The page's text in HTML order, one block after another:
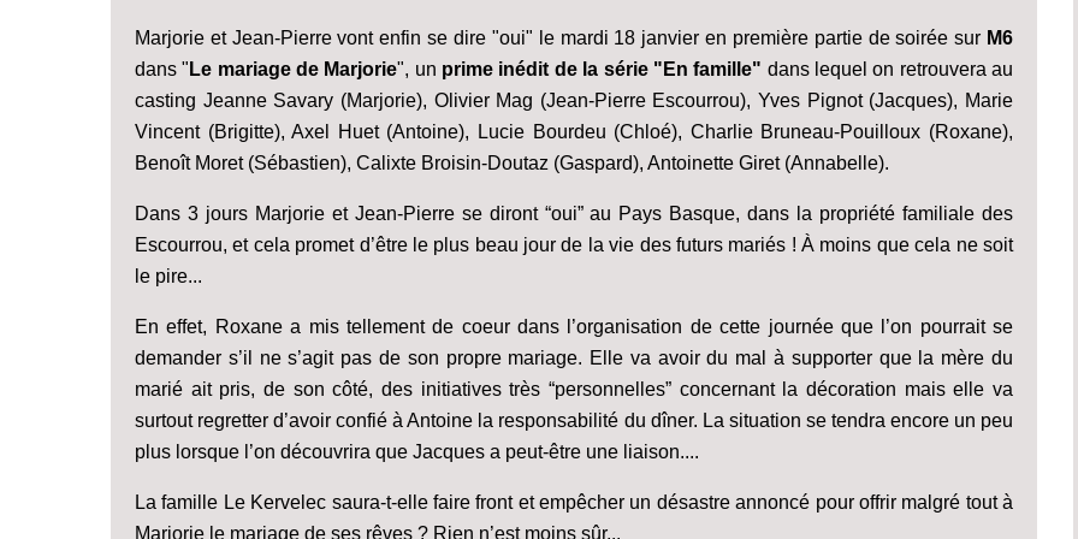
Marjorie et Jean-Pierre vont enfin se dire "oui" le mardi 18 janvier en première partie de soirée sur M6
dans " Le mariage de Marjorie", un prime inédit de la série "En famille" dans lequel on retrouvera au
casting Jeanne Savary (Marjorie), Olivier Mag (Jean-Pierre Escourrou), Yves Pignot (Jacques), Marie
Vincent (Brigitte), Axel Huet (Antoine), Lucie Bourdeu (Chloé), Charlie Bruneau-Pouilloux (Roxane),
Benoît Moret (Sébastien), Calixte Broisin-Doutaz (Gaspard), Antoinette Giret (Annabelle).
Dans 3 jours Marjorie et Jean-Pierre se diront “oui” au Pays Basque, dans la propriété familiale des
Escourrou, et cela promet d’être le plus beau jour de la vie des futurs mariés ! À moins que cela ne soit
le pire...
En effet, Roxane a mis tellement de coeur dans l’organisation de cette journée que l’on pourrait se
demander s’il ne s’agit pas de son propre mariage. Elle va avoir du mal à supporter que la mère du
marié ait pris, de son côté, des initiatives très “personnelles” concernant la décoration mais elle va
surtout regretter d’avoir confié à Antoine la responsabilité du dîner. La situation se tendra encore un peu
plus lorsque l’on découvrira que Jacques a peut-être une liaison....
La famille Le Kervelec saura-t-elle faire front et empêcher un désastre annoncé pour offrir malgré tout à
Marjorie le mariage de ses rêves ? Rien n’est moins sûr...